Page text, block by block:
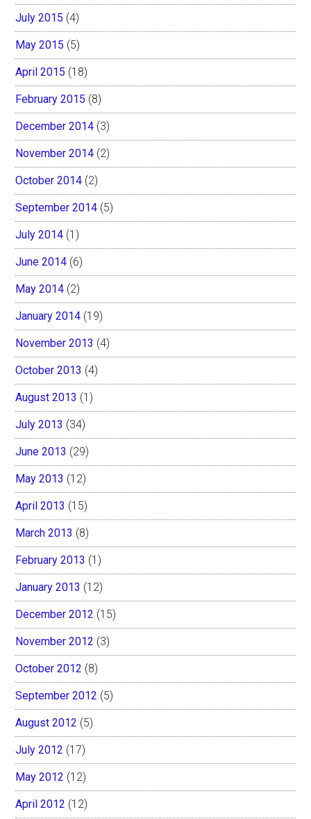
July 2015 (4)
May 2015 (5)
April 2015 (18)
February 2015 (8)
December 2014 (3)
November 2014 (2)
October 2014 (2)
September 2014 (5)
July 2014 (1)
June 2014 (6)
May 2014 (2)
January 2014 (19)
November 2013 (4)
October 2013 (4)
August 2013 (1)
July 2013 (34)
June 2013 (29)
May 2013 (12)
April 2013 (15)
March 2013 (8)
February 2013 (1)
January 2013 (12)
December 2012 (15)
November 2012 (3)
October 2012 (8)
September 2012 (5)
August 2012 (5)
July 2012 (17)
May 2012 (12)
April 2012 (12)